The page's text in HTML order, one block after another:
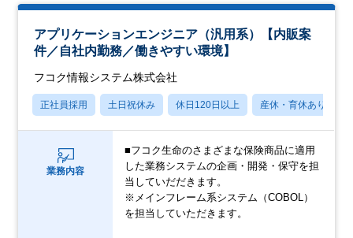
アプリケーションエンジニア（汎用系）【内販案
件／自社内勤務／働きやすい環境】
フコク情報システム株式会社
正社員採用 土日祝休み 休日120日以上 産休・育休あり
業務内容
■フコク⽣命のさまざまな保険商品に適用
した業務システムの企画・開発・保守を担
当していだだきます。
※メインフレーム系システム（COBOL）
を担当していただきます。